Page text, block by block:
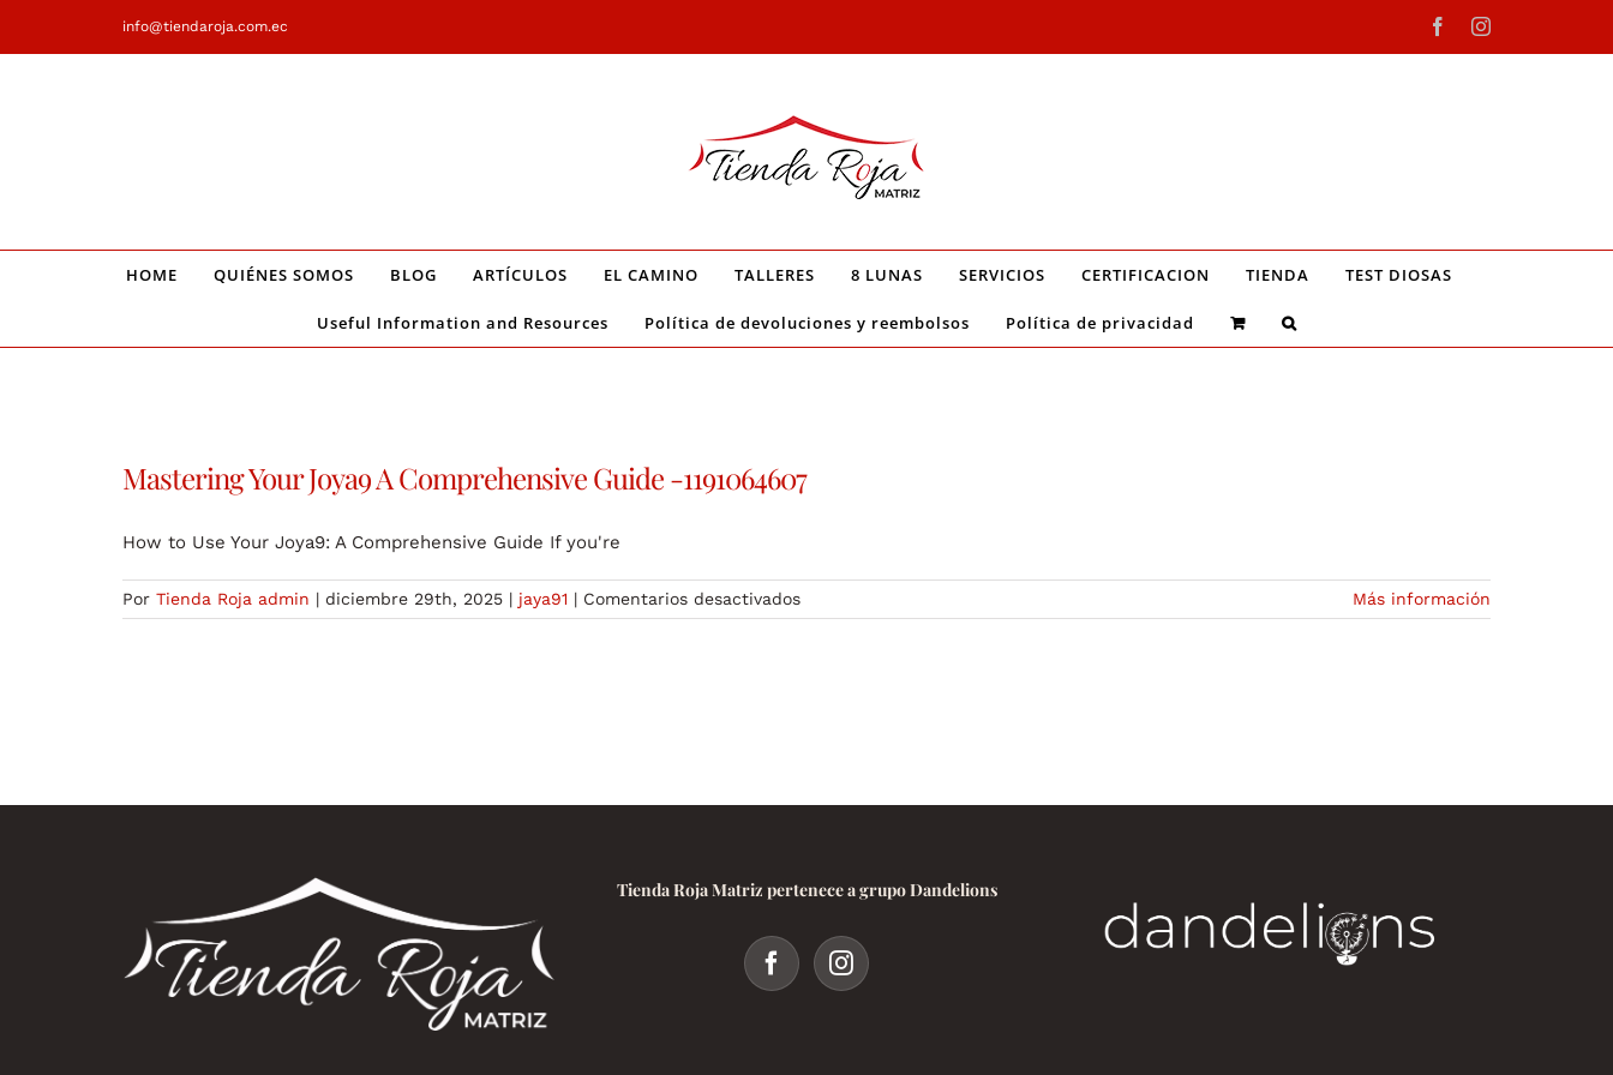
info@tiendaroja.com.ec FacebookInstagram
HOME QUIÉNES SOMOS BLOG ARTÍCULOS EL CAMINO TALLERES 8 LUNAS SERVICIOS CERTIFICACION TIENDA TEST DIOSAS
Useful Information and Resources Política de devoluciones y reembolsos Política de privacidad
Mastering Your Joya9 A Comprehensive Guide -1191064607
How to Use Your Joya9: A Comprehensive Guide If you're
Por Tienda Roja admin | diciembre 29th, 2025 | jaya91 | Comentarios desactivadosen
Mastering
Más información
Tienda Roja Matriz pertenece a grupo Dandelions